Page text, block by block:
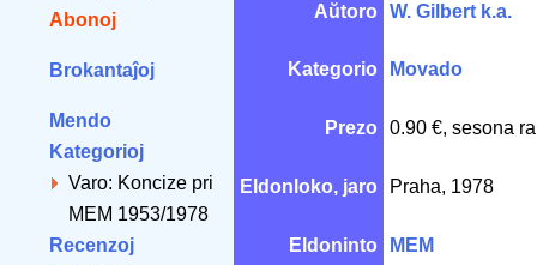
Abonoj
Brokantaĵoj
Mendo
Kategorioj
Varo: Koncize pri
MEM 1953/1978
Recenzoj
Aŭtoro W. Gilbert k.a.
Kategorio Movado
Prezo 0.90 €, sesona
Eldonloko, jaro Praha, 1978
Eldoninto MEM